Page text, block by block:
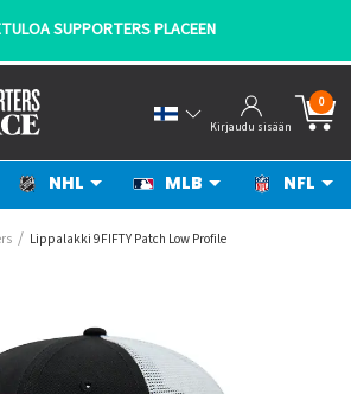
SUPPORTERS PLACEEN
Kirjaudu sisään
0
NHL MLB NFL
Lippalakki 9FIFTY Patch Low Profile